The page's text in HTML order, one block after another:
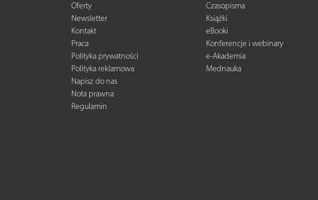
Oferty
Newsletter
Kontakt
Praca
Polityka prywatności
Polityka reklamowa
Napisz do nas
Nota prawna
Regulamin
Czasopisma
Książki
eBooki
Konferencje i webinary
e-Akademia
Mednauka